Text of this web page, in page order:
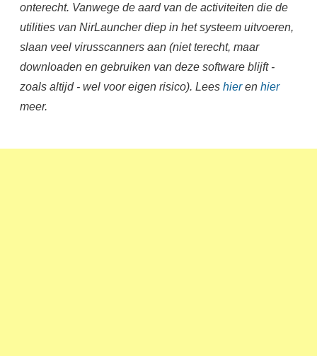
onterecht. Vanwege de aard van de activiteiten die de
utilities van NirLauncher diep in het systeem uitvoeren,
slaan veel virusscanners aan (niet terecht, maar
downloaden en gebruiken van deze software blijft -
zoals altijd - wel voor eigen risico). Lees hieren hier
meer.